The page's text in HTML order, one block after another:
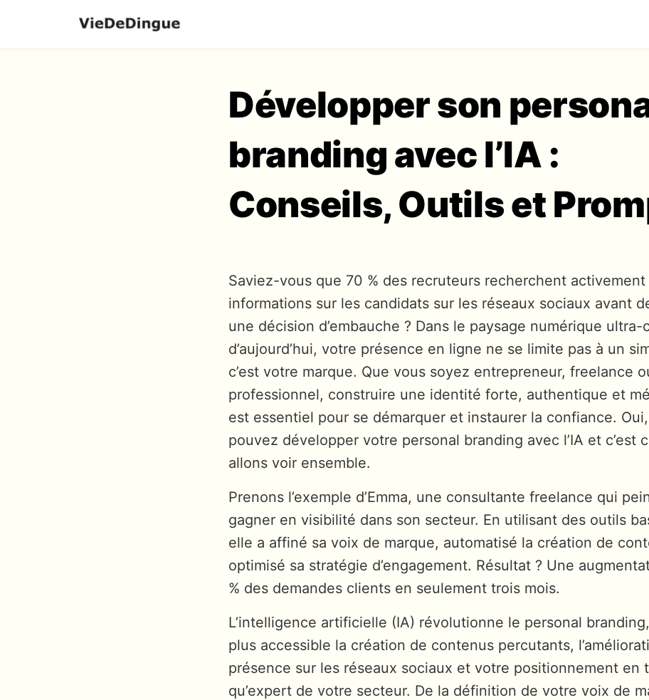
Développer son
branding avec l’IA :
Conseils, Outils et
Saviez-vous que 70 % des recruteurs recherchent activement
informations sur les candidats sur les réseaux sociaux avant
une décision d’embauche ? Dans le paysage numérique
d’aujourd’hui, votre présence en ligne ne se limite pas à un
c’est votre marque. Que vous soyez entrepreneur, freelance
professionnel, construire une identité forte, authentique et
est essentiel pour se démarquer et instaurer la confiance.
pouvez développer votre personal branding avec l’IA et c’est
allons voir ensemble.
Prenons l’exemple d’Emma, une consultante freelance qui
gagner en visibilité dans son secteur. En utilisant des outils
elle a affiné sa voix de marque, automatisé la création de
optimisé sa stratégie d’engagement. Résultat ? Une
% des demandes clients en seulement trois mois.
L’intelligence artificielle (IA) révolutionne le personal
plus accessible la création de contenus percutants,
présence sur les réseaux sociaux et votre positionnement en
qu’expert de votre secteur. De la définition de votre voix de